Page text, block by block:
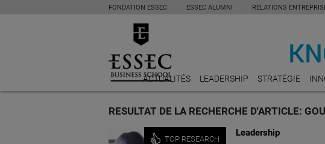
FONDATION ESSEC ESSEC ALUMNI RELATIONS
ACTUALITÉS LEADERSHIP STRATÉGIE
RESULTAT DE LA RECHERCHE D'ARTICLE:
TOP RESEARCH
Leadership